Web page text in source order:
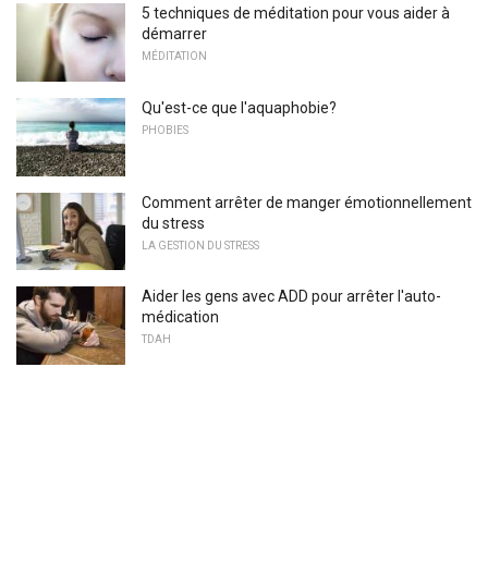
5 techniques de méditation pour vous aider à
démarrer
MÉDITATION
Qu'est-ce que l'aquaphobie?
PHOBIES
Comment arrêter de manger émotionnellement
du stress
LA GESTION DU STRESS
Aider les gens avec ADD pour arrêter l'auto-
médication
TDAH